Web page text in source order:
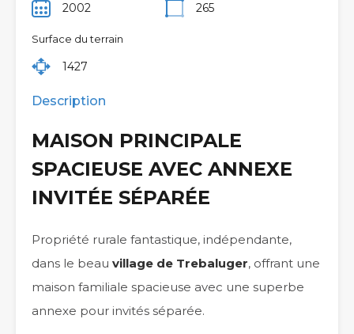
2002 265
Surface du terrain
1427
Description
MAISON PRINCIPALE
SPACIEUSE AVEC ANNEXE
INVITÉE SÉPARÉE
Propriété rurale fantastique, indépendante,
dans le beau village de Trebaluger, offrant une
maison familiale spacieuse avec une superbe
annexe pour invités séparée.